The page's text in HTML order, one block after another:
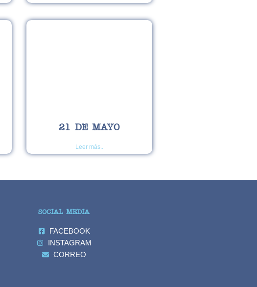
21 DE MAYO
Leer más..
SOCIAL MEDIA
FACEBOOK
INSTAGRAM
CORREO